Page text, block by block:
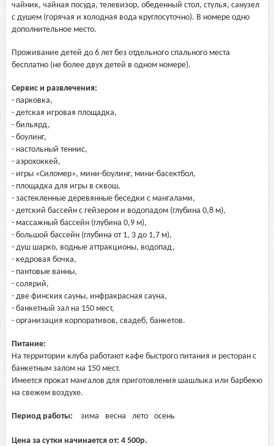
чайник, чайная посуда, телевизор, обеденный стол, стулья, санузел
с душем (горячая и холодная вода круглосуточно). В номере одно
дополнительное место.
Проживание детей до 6 лет без отдельного спального места
бесплатно (не более двух детей в одном номере).
Сервис и развлечения:
- парковка,
- детская игровая площадка,
- бильярд,
- боулинг,
- настольный теннис,
- аэрохоккей,
- игры «Силомер», мини-боулинг, мини-басектбол,
- площадка для игры в сквош,
- застекленные деревянные беседки с мангалами,
- детский бассейн с гейзером и водопадом (глубина 0,8 м),
- массажный бассейн (глубина 0,9 м),
- большой бассейн (глубина от 1, 3 до 1,7 м),
- душ шарко, водные аттракционы, водопад,
- кедровая бочка,
- пантовые ванны,
- солярий,
- две финских сауны, инфракрасная сауна,
- банкетный зал на 150 мест,
- организация корпоративов, свадеб, банкетов.
Питание:
На территории клуба работают кафе быстрого питания и ресторан с
банкетным залом на 150 мест.
Имеется прокат мангалов для приготовления шашлыка или барбекю
на свежем воздухе.
Период работы: зима весна лето осень
Цена за сутки начинается от: 4 500р.